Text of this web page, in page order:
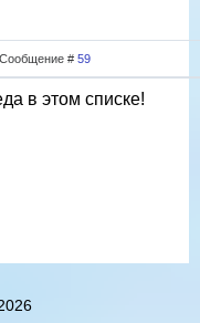
# 59
в этом списке!